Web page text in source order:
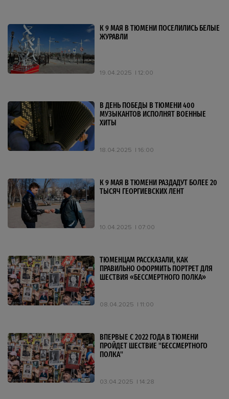
К 9 МАЯ В ТЮМЕНИ ПОСЕЛИЛИСЬ БЕЛЫЕ
ЖУРАВЛИ
19.04.2025 12:00
В ДЕНЬ ПОБЕДЫ В ТЮМЕНИ 400
МУЗЫКАНТОВ ИСПОЛНЯТ ВОЕННЫЕ
ХИТЫ
18.04.2025 16:00
К 9 МАЯ В ТЮМЕНИ РАЗДАДУТ БОЛЕЕ 20
ТЫСЯЧ ГЕОРГИЕВСКИХ ЛЕНТ
10.04.2025 07:00
ТЮМЕНЦАМ РАССКАЗАЛИ, КАК
ПРАВИЛЬНО ОФОРМИТЬ ПОРТРЕТ ДЛЯ
ШЕСТВИЯ «БЕССМЕРТНОГО ПОЛКА»
08.04.2025 11:00
ВПЕРВЫЕ С 2022 ГОДА В ТЮМЕНИ
ПРОЙДЕТ ШЕСТВИЕ "БЕССМЕРТНОГО
ПОЛКА"
03.04.2025 14:28